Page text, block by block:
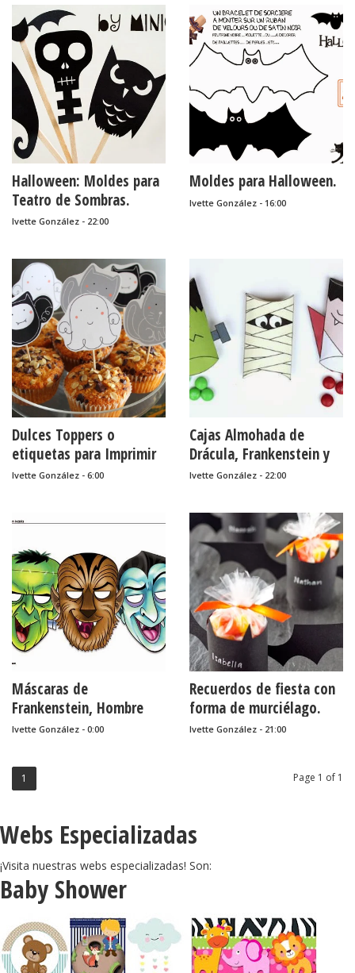
Halloween: Moldes para
Teatro de Sombras.
Ivette González - 22:00
Moldes para Halloween.
Ivette González - 16:00
Dulces Toppers o
etiquetas para Imprimir
Gratis para Fiestas de
Ivette González - 6:00
Cajas Almohada de
Drácula, Frankenstein y
Momia para Imprimir
Ivette González - 22:00
Máscaras de
Frankenstein, Hombre
Lobo y Drácula para
Ivette González - 0:00
Recuerdos de fiesta con
forma de murciélago.
Tutorial.
Ivette González - 21:00
Page 1 of 1
1
Webs Especializadas
¡Visita nuestras webs especializadas! Son:
Baby Shower